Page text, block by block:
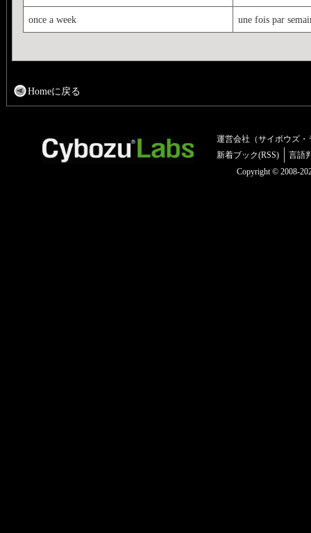
once a week une fois par
Homeに戻る
運営会社（サイボウズ・
新着ブック(RSS)
言語
Copyright © 2008-